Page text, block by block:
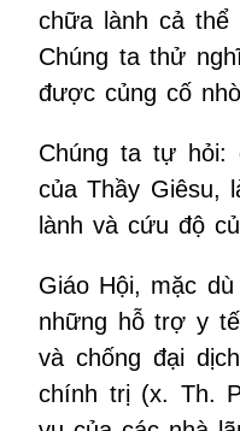
chữa lành cả
Chúng ta thử
được củng cố
Chúng ta tự hỏi:
của Thầy Giêsu,
lành và cứu độ
Giáo Hội, mặc
những hỗ trợ y
và chống đại
chính trị (x. Th.